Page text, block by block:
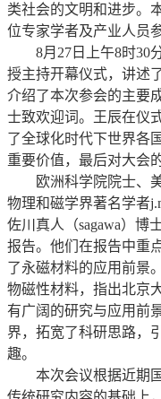
类社会的文明和进步。
位专家学者及产业人员参
8月27日上午8时30分
授主持开幕仪式，讲述
介绍了本次参会的主要
士致欢迎词。王辰在仪
了全球化时代下世界各
重要价值，最后对大会
欧洲科学院院士、美
物理和磁学界著名学者
佐川真人（sagawa）博
报告。他们在报告中重
了永磁材料的应用前景
物磁性材料，指出北京
有广阔的研究与应用前
界，拓宽了科研思路，
趣。
本次会议根据近期国